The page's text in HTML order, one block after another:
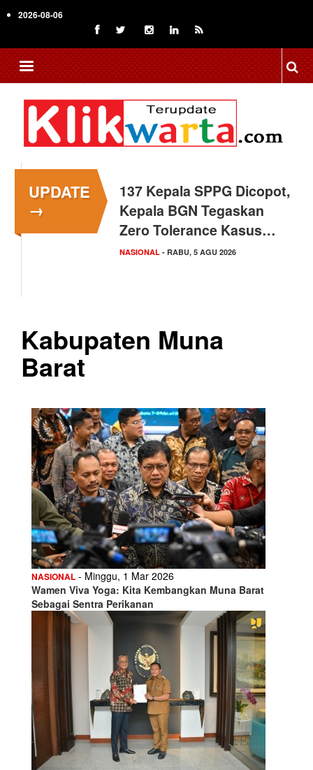
to
content
2026-08-06
UPDATE
→
137 Kepala SPPG Dicopot,
Kepala BGN Tegaskan
Zero Tolerance Kasus…
NASIONAL - RABU, 5 AGU 2026
Siswa Sekolah Rakyat
Makassar Raih Prestasi
Akademik Tingkat
Nasional
Kabupaten Muna
Barat
NASIONAL - Minggu, 1 Mar 2026
Wamen Viva Yoga: Kita Kembangkan Muna Barat
Sebagai Sentra Perikanan